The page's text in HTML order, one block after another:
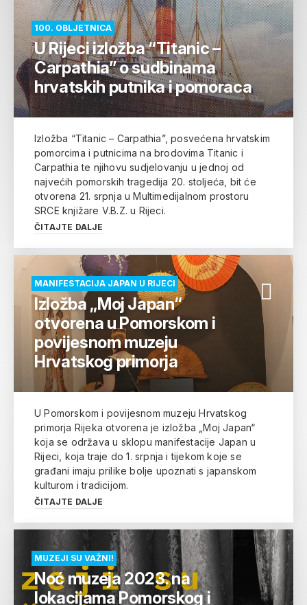
100. OBLJETNICA
U Rijeci izložba “Titanic –
Carpathia” o sudbinama
hrvatskih putnika i pomoraca
Izložba “Titanic – Carpathia”, posvećena hrvatskim
pomorcima i putnicima na brodovima Titanic i
Carpathia te njihovu sudjelovanju u jednoj od
najvećih pomorskih tragedija 20. stoljeća, bit će
otvorena 21. srpnja u Multimedijalnom prostoru
SRCE knjižare V.B.Z. u Rijeci.
ČITAJTE DALJE
MANIFESTACIJA JAPAN U RIJECI
Izložba „Moj Japan“
otvorena u Pomorskom i
povijesnom muzeju
Hrvatskog primorja
U Pomorskom i povijesnom muzeju Hrvatskog
primorja Rijeka otvorena je izložba „Moj Japan“
koja se održava u sklopu manifestacije Japan u
Rijeci, koja traje do 1. srpnja i tijekom koje se
građani imaju prilike bolje upoznati s japanskom
kulturom i tradicijom.
ČITAJTE DALJE
MUZEJI SU VAŽNI!
Noć muzeja 2023. na
lokacijama Pomorskog i